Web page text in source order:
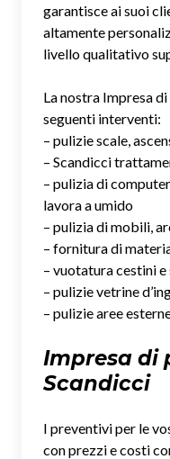
garantisce ai suoi
altamente
livello qualitativo
La nostra Impresa
seguenti interventi:
– pulizie scale,
– Scandicci
– pulizia di
lavora a umido
– pulizia di mobili,
– fornitura di
– vuotatura cestini
– pulizie vetrine
– pulizie aree
Impresa di
Scandicci
I preventivi per le
con prezzi e costi